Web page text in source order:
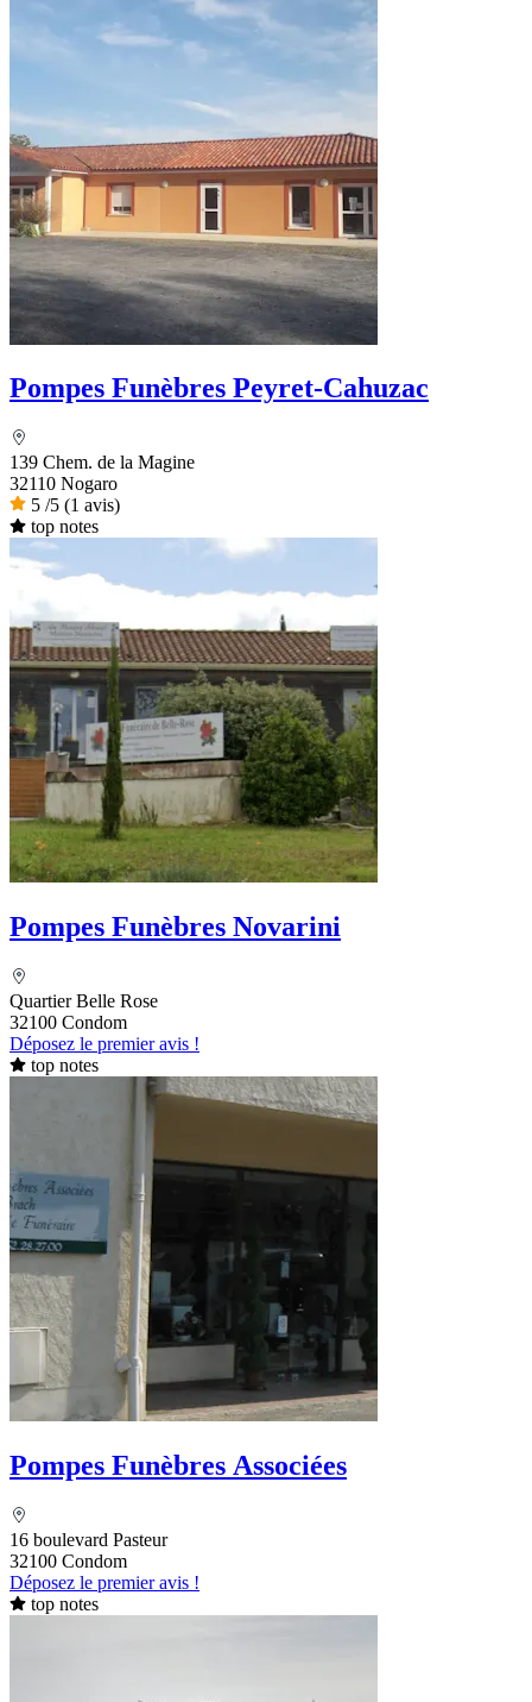
Pompes Funèbres Peyret-Cahuzac
139 Chem. de la Magine
32110 Nogaro
5 /5 (1 avis)
top notes
Pompes Funèbres Novarini
Quartier Belle Rose
32100 Condom
Déposez le premier avis !
top notes
Pompes Funèbres Associées
16 boulevard Pasteur
32100 Condom
Déposez le premier avis !
top notes